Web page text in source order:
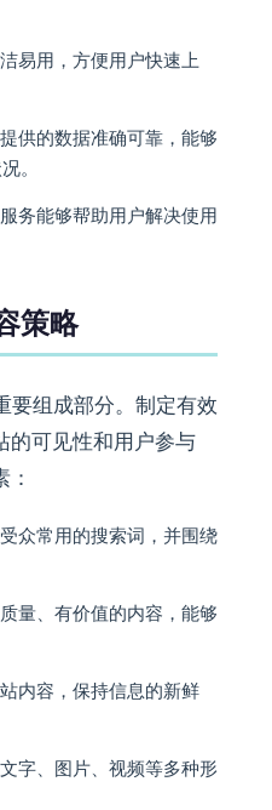
易用，方便用户快速上
供的数据准确可靠，能够
。
务能够帮助用户解决使用
策略
要组成部分。制定有效
的可见性和用户参与
众常用的搜索词，并围绕
量、有价值的内容，能够
内容，保持信息的新鲜
字、图片、视频等多种形